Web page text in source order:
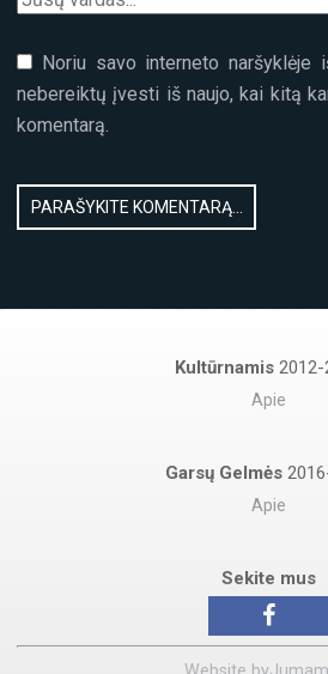
Noriu savo interneto naršyklėje
nebereiktų įvesti iš naujo, kai kitą
komentarą.
Kultūrnamis 2012-
Apie
Garsų Gelmės
Apie
Sekite mus